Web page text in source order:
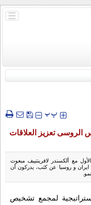
باز
‍‍‍ پپ
الروسی تعزیز العلاقات
الأحد 18 ديسمبر/كانون الأول مع ألكسندر لافرينتييف مبعوث
ايران و روسيا عن كثب، یدرکون أن
لمجمع تشخيص